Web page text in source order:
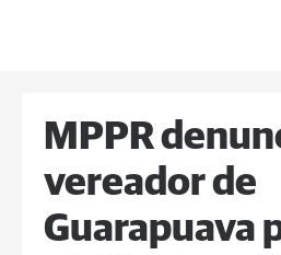
MPPR
vereador de
Guarapuava